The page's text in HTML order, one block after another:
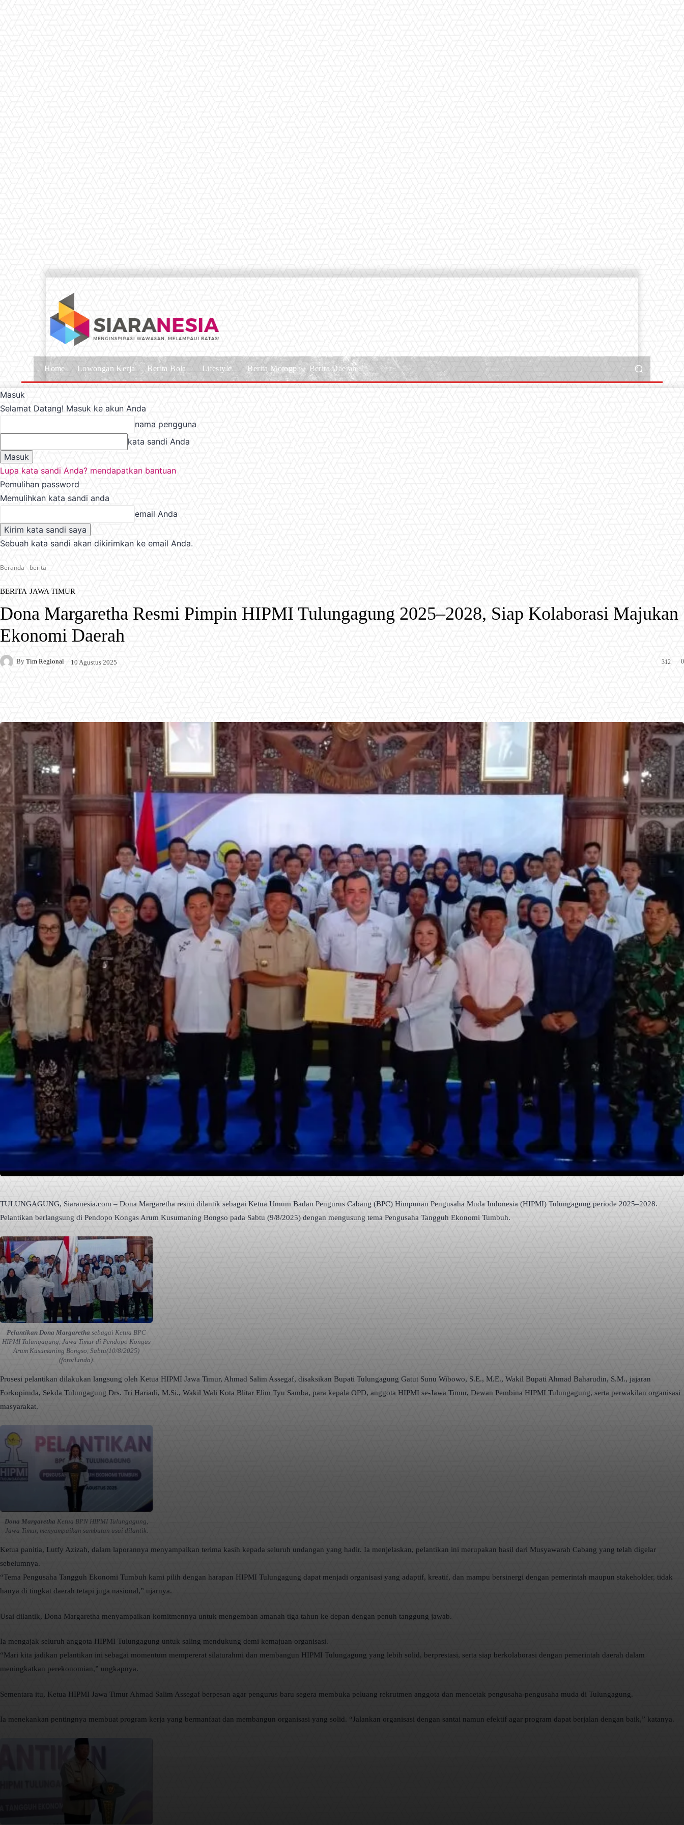
Home Lowongan Kerja Berita Bola Lifestyle Berita Motogp Berita Daerah
Masuk
Selamat Datang! Masuk ke akun Anda
nama pengguna
kata sandi Anda
Lupa kata sandi Anda? mendapatkan bantuan
Pemulihan password
Memulihkan kata sandi anda
email Anda
Sebuah kata sandi akan dikirimkan ke email Anda.
Beranda berita
BERITA JAWA TIMUR
Dona Margaretha Resmi Pimpin HIPMI Tulungagung 2025–2028, Siap Kolaborasi Majukan
Ekonomi Daerah
By Tim Regional 10 Agustus 2025 0
312
Facebook
TULUNGAGUNG, Siaranesia.com – Dona Margaretha resmi dilantik sebagai Ketua Umum Badan Pengurus Cabang (BPC) Himpunan Pengusaha Muda Indonesia (HIPMI) Tulungagung periode 2025–2028.
Pelantikan berlangsung di Pendopo Kongas Arum Kusumaning Bongso pada Sabtu (9/8/2025) dengan mengusung tema Pengusaha Tangguh Ekonomi Tumbuh.
Pelantikan Dona Margaretha sebagai Ketua BPC
HIPMI Tulungagung, Jawa Timur di Pendopo Kongas
Arum Kusumaning Bongso, Sabtu(10/8/2025)
(foto/Linda).
Prosesi pelantikan dilakukan langsung oleh Ketua HIPMI Jawa Timur, Ahmad Salim Assegaf, disaksikan Bupati Tulungagung Gatut Sunu Wibowo, S.E., M.E., Wakil Bupati Ahmad Baharudin, S.M., jajaran
Forkopimda, Sekda Tulungagung Drs. Tri Hariadi, M.Si., Wakil Wali Kota Blitar Elim Tyu Samba, para kepala OPD, anggota HIPMI se-Jawa Timur, Dewan Pembina HIPMI Tulungagung, serta perwakilan organisasi
masyarakat.
Dona Margaretha Ketua BPN HIPMI Tulungagung,
Jawa Timur, menyampaikan sambutan usai dilantik.
Ketua panitia, Lutfy Azizah, dalam laporannya menyampaikan terima kasih kepada seluruh undangan yang hadir. Ia menjelaskan, pelantikan ini merupakan hasil dari Musyawarah Cabang yang telah digelar
sebelumnya.
“Tema Pengusaha Tangguh Ekonomi Tumbuh kami pilih dengan harapan HIPMI Tulungagung dapat menjadi organisasi yang adaptif, kreatif, dan mampu bersinergi dengan pemerintah maupun stakeholder, tidak
hanya di tingkat daerah tetapi juga nasional,” ujarnya.
Usai dilantik, Dona Margaretha menyampaikan komitmennya untuk mengemban amanah tiga tahun ke depan dengan penuh tanggung jawab.
Ia mengajak seluruh anggota HIPMI Tulungagung untuk saling mendukung demi kemajuan organisasi.
“Mari kita jadikan pelantikan ini sebagai momentum mempererat silaturahmi dan membangun HIPMI Tulungagung yang lebih solid, berprestasi, serta siap berkolaborasi dengan pemerintah daerah dalam
meningkatkan perekonomian,” ungkapnya.
Sementara itu, Ketua HIPMI Jawa Timur Ahmad Salim Assegaf berpesan agar pengurus baru segera membuka peluang rekrutmen anggota dan mencetak pengusaha-pengusaha muda di Tulungagung.
Ia menekankan pentingnya membuat program kerja yang bermanfaat dan membangun organisasi yang solid. “Jalankan organisasi dengan santai namun efektif agar program dapat berjalan dengan baik,” katanya.